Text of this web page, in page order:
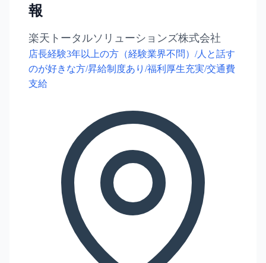
報
楽天トータルソリューションズ株式会社
店長経験3年以上の方（経験業界不問）/人と話す
のが好きな方/昇給制度あり/福利厚生充実/交通費
支給